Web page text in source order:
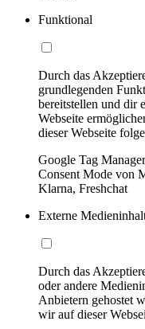
Funktional
Durch das
grundlegenden
bereitstellen und dir
Webseite
dieser Webseite
Google Tag
Consent Mode von
Klarna, Freshchat
Externe
Durch das
oder andere
Anbietern gehostet
wir auf dieser